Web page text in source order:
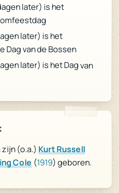
later) is het
later) is het
Dag van de Bossen
later) is het Dag van
zijn (o.a.)Kurt Russell
Cole (1919) geboren.